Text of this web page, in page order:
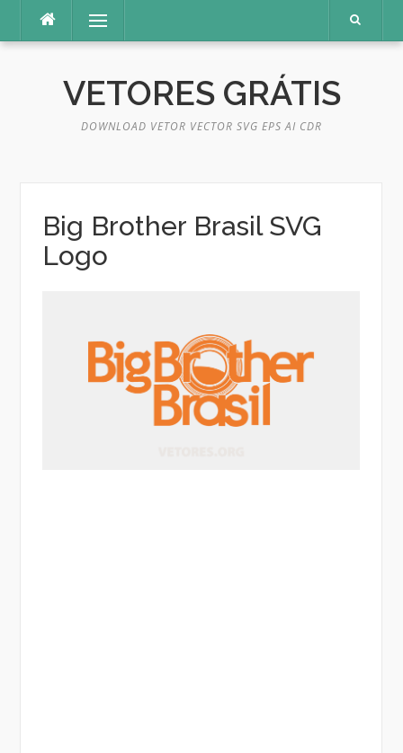
o
Menu
VETORES GRÁTIS
DOWNLOAD VETOR VECTOR SVG EPS AI CDR
Big Brother Brasil SVG
Logo